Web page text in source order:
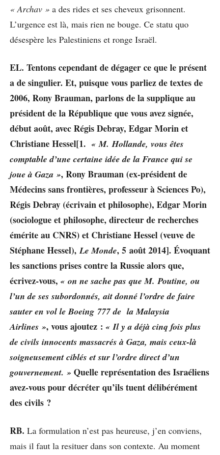
« Archav » a des rides et ses cheveux grisonnent.
L’urgence est là, mais rien ne bouge. Ce statu quo
désespère les Palestiniens et ronge Israël.
EL. Tentons cependant de dégager ce que le présent
a de singulier. Et, puisque vous parliez de textes de
2006, Rony Brauman, parlons de la supplique au
président de la République que vous avez signée,
début août, avec Régis Debray, Edgar Morin et
Christiane Hessel[1. « M. Hollande, vous êtes
comptable d’une certaine idée de la France qui se
joue à Gaza », Rony Brauman (ex-président de
Médecins sans frontières, professeur à Sciences Po),
Régis Debray (écrivain et philosophe), Edgar Morin
(sociologue et philosophe, directeur de recherches
émérite au CNRS) et Christiane Hessel (veuve de
Stéphane Hessel),Le Monde, 5 août 2014]. Évoquant
les sanctions prises contre la Russie alors que,
écrivez-vous, « on ne sache pas que M. Poutine, ou
l’un de ses subordonnés, ait donné l’ordre de faire
sauter en vol le Boeing 777 de la Malaysia
Airlines », vous ajoutez : « Il y a déjà cinq fois plus
de civils innocents massacrés à Gaza, mais ceux-là
soigneusement ciblés et sur l’ordre direct d’un
gouvernement. » Quelle représentation des Israéliens
avez-vous pour décréter qu’ils tuent délibérément
des civils ?
RB. La formulation n’est pas heureuse, j’en conviens,
mais il faut la resituer dans son contexte. Au moment